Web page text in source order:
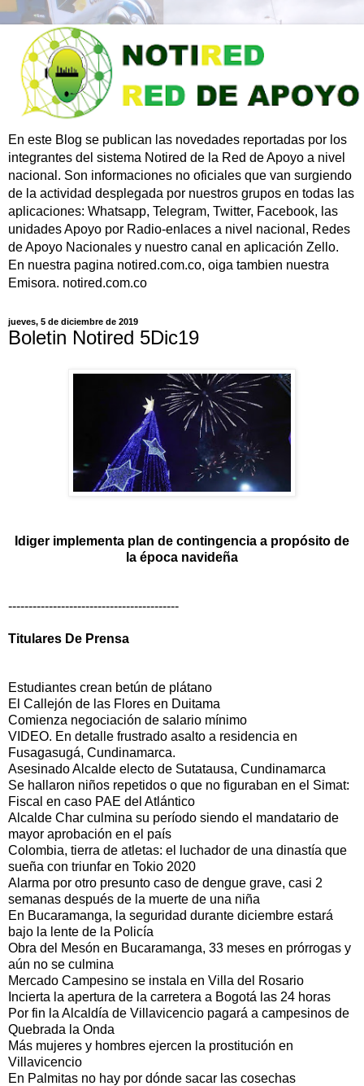
En este Blog se publican las novedades reportadas por los
integrantes del sistema Notired de la Red de Apoyo a nivel
nacional. Son informaciones no oficiales que van surgiendo
de la actividad desplegada por nuestros grupos en todas las
aplicaciones: Whatsapp, Telegram, Twitter, Facebook, las
unidades Apoyo por Radio-enlaces a nivel nacional, Redes
de Apoyo Nacionales y nuestro canal en aplicación Zello.
En nuestra pagina notired.com.co, oiga tambien nuestra
Emisora. notired.com.co
jueves, 5 de diciembre de 2019
Boletin Notired 5Dic19
Idiger implementa plan de contingencia a propósito de
la época navideña
------------------------------------------
Titulares De Prensa
Estudiantes crean betún de plátano
El Callejón de las Flores en Duitama
Comienza negociación de salario mínimo
VIDEO. En detalle frustrado asalto a residencia en
Fusagasugá, Cundinamarca.
Asesinado Alcalde electo de Sutatausa, Cundinamarca
Se hallaron niños repetidos o que no figuraban en el Simat:
Fiscal en caso PAE del Atlántico
Alcalde Char culmina su período siendo el mandatario de
mayor aprobación en el país
Colombia, tierra de atletas: el luchador de una dinastía que
sueña con triunfar en Tokio 2020
Alarma por otro presunto caso de dengue grave, casi 2
semanas después de la muerte de una niña
En Bucaramanga, la seguridad durante diciembre estará
bajo la lente de la Policía
Obra del Mesón en Bucaramanga, 33 meses en prórrogas y
aún no se culmina
Mercado Campesino se instala en Villa del Rosario
Incierta la apertura de la carretera a Bogotá las 24 horas
Por fin la Alcaldía de Villavicencio pagará a campesinos de
Quebrada la Onda
Más mujeres y hombres ejercen la prostitución en
Villavicencio
En Palmitas no hay por dónde sacar las cosechas